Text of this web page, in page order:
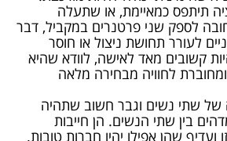
תיתפס כמאיימת, או שתעלה
לספק שני פרטנרים במקביל, דבר
לעורר תחושת ניצול או חוסר
קשובים מאד לאישה, לוודא שהיא
לחוויה מבחירה מלאה
שתי נשים וגבר חשוב שתהיה
בין שתי הנשים. הן חייבות
ועדיף שהן אפילו יהיו חברות טובות.